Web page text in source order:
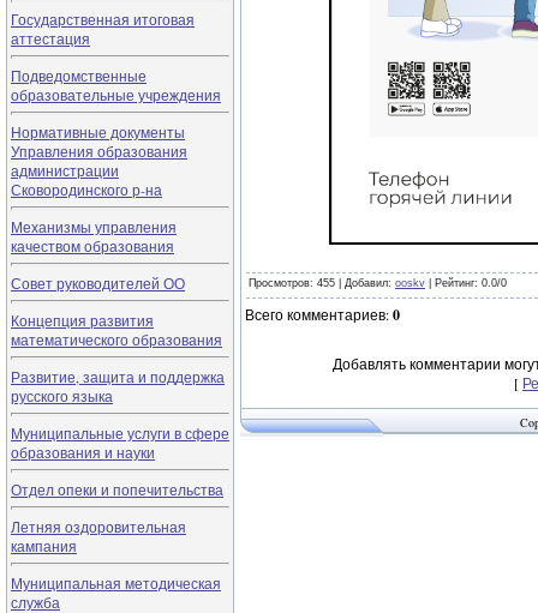
Государственная итоговая
аттестация
Подведомственные
образовательные учреждения
Нормативные документы
Управления образования
администрации
Сковородинского р-на
Механизмы управления
качеством образования
Совет руководителей ОО
Концепция развития
математического образования
Развитие, защита и поддержка
русского языка
Муниципальные услуги в сфере
образования и науки
Отдел опеки и попечительства
Летняя оздоровительная
кампания
Муниципальная методическая
служба
Просмотров: 455 | Добавил: ooskv Рейтинг: 0.0/0
Всего комментариев:0
Добавлять комментарии
[